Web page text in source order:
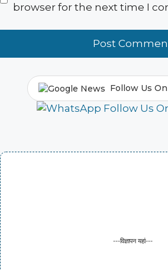
browser for the next time I
Follow Us
Follow Us
---विज्ञापन यहां---